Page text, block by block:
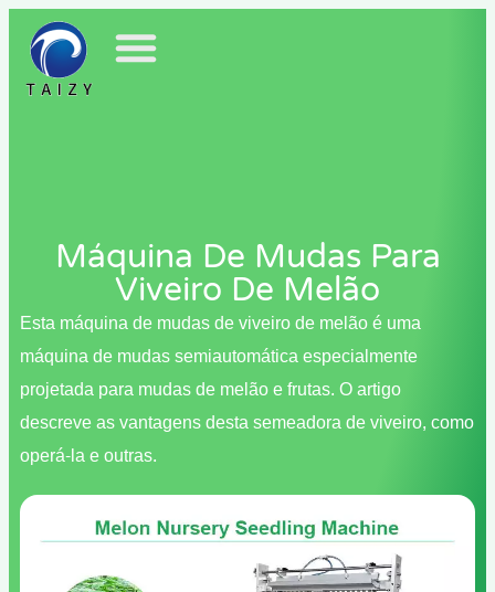
Máquina De Mudas Para
Viveiro De Melão
Esta máquina de mudas de viveiro de melão é uma
máquina de mudas semiautomática especialmente
projetada para mudas de melão e frutas. O artigo
descreve as vantagens desta semeadora de viveiro, como
operá-la e outras.